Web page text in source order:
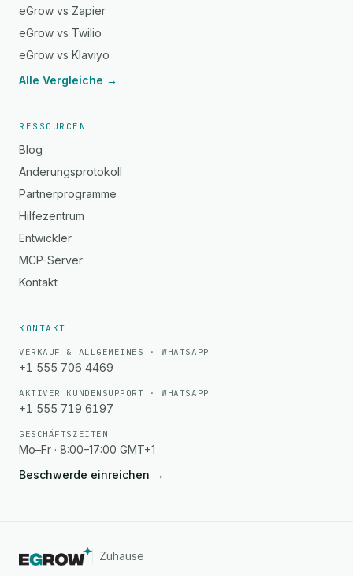
eGrow vs Zapier
eGrow vs Twilio
eGrow vs Klaviyo
Alle Vergleiche →
RESSOURCEN
Blog
Änderungsprotokoll
Partnerprogramme
Hilfezentrum
Entwickler
MCP-Server
Kontakt
KONTAKT
VERKAUF & ALLGEMEINES · WHATSAPP
+1 555 706 4469
AKTIVER KUNDENSUPPORT · WHATSAPP
+1 555 719 6197
GESCHÄFTSZEITEN
Mo–Fr · 8:00–17:00 GMT+1
Beschwerde einreichen →
Zuhause